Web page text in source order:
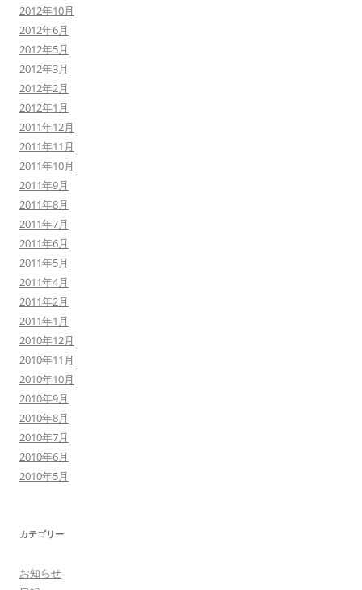
2012年10月
2012年6月
2012年5月
2012年3月
2012年2月
2012年1月
2011年12月
2011年11月
2011年10月
2011年9月
2011年8月
2011年7月
2011年6月
2011年5月
2011年4月
2011年2月
2011年1月
2010年12月
2010年11月
2010年10月
2010年9月
2010年8月
2010年7月
2010年6月
2010年5月
カテゴリー
お知らせ